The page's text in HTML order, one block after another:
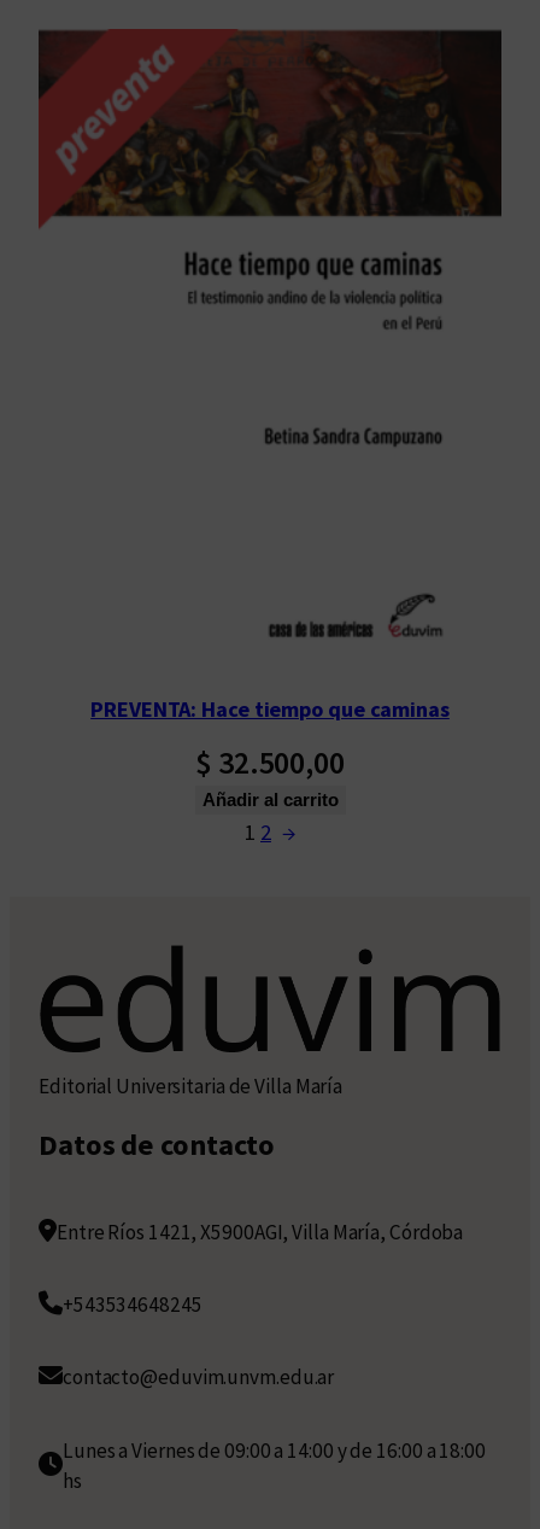
PREVENTA: Hace tiempo que caminas
$ 32.500,00
Añadir al carrito
1 2 →
Editorial Universitaria de Villa María
Datos de contacto
Entre Ríos 1421, X5900AGI, Villa María, Córdoba
+543534648245
contacto@eduvim.unvm.edu.ar
Lunes a Viernes de 09:00 a 14:00 y de 16:00 a 18:00
hs